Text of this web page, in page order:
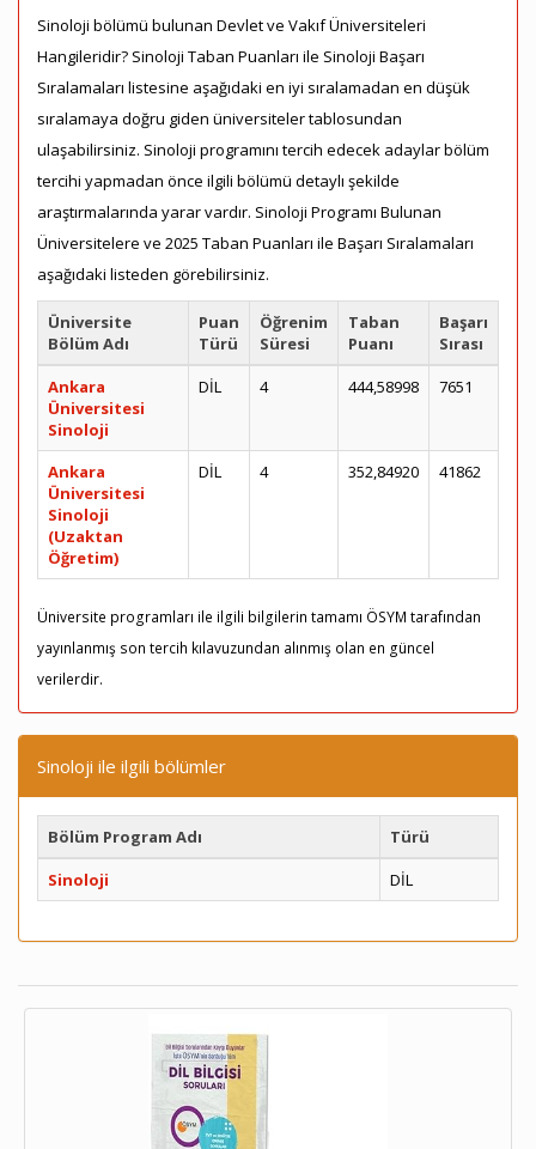
Sinoloji bölümü bulunan Devlet ve Vakıf Üniversiteleri
Hangileridir? Sinoloji Taban Puanları ile Sinoloji Başarı
Sıralamaları listesine aşağıdaki en iyi sıralamadan en düşük
sıralamaya doğru giden üniversiteler tablosundan
ulaşabilirsiniz. Sinoloji programını tercih edecek adaylar bölüm
tercihi yapmadan önce ilgili bölümü detaylı şekilde
araştırmalarında yarar vardır. Sinoloji Programı Bulunan
Üniversitelere ve 2025 Taban Puanları ile Başarı Sıralamaları
aşağıdaki listeden görebilirsiniz.
Üniversite
Bölüm Adı
Puan
Türü
Öğrenim
Süresi
Taban
Puanı
Başarı
Sırası
Ankara
Üniversitesi
Sinoloji
DİL 4 444,58998 7651
Ankara
Üniversitesi
Sinoloji
(Uzaktan
Öğretim)
DİL 4 352,84920 41862
Üniversite programları ile ilgili bilgilerin tamamı ÖSYM tarafından
yayınlanmış son tercih kılavuzundan alınmış olan en güncel
verilerdir.
Sinoloji ile ilgili bölümler
Bölüm Program Adı
Türü
Sinoloji
DİL